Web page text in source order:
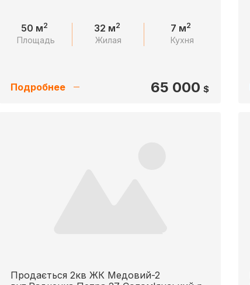
50 м2
Площадь
32 м2
Жилая
7 м2
Кухня
Подробнее 65 000 $
Продається 2кв ЖК Медовий-2